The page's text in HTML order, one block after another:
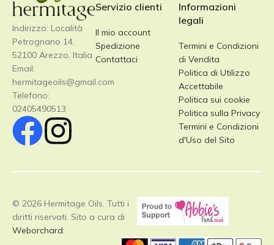
Indirizzo: Località
Petrognano 14,
52100 Arezzo, Italia
Email:
hermitageoils@gmail.com
Telefono:
02405490513
Servizio clienti
Il mio account
Spedizione
Contattaci
Informazioni
legali
Termini e Condizioni
di Vendita
Politica di Utilizzo
Accettabile
Politica sui cookie
Politica sulla Privacy
Termini e Condizioni
d'Uso del Sito
© 2026 Hermitage Oils. Tutti i
diritti riservati. Sito a cura di
Weborchard.